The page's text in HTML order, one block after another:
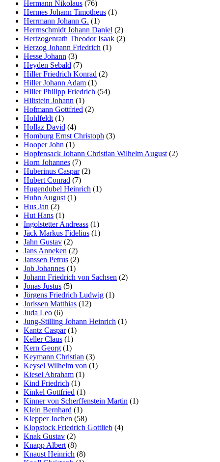
Hermann Nikolaus (76)
Hermes Johann Timotheus (1)
Herrmann Johann G. (1)
Herrnschmidt Johann Daniel (2)
Hertzogenrath Theodor Isaak (2)
Herzog Johann Friedrich (1)
Hesse Johann (3)
Heyden Sebald (7)
Hiller Friedrich Konrad (2)
Hiller Johann Adam (1)
Hiller Philipp Friedrich (54)
Hiltstein Johann (1)
Hofmann Gottfried (2)
Hohlfeldt (1)
Hollaz David (4)
Homburg Ernst Christoph (3)
Hooper John (1)
Hopfensack Johann Christian Wilhelm August (2)
Horn Johannes (7)
Huberinus Caspar(2)
Hubert Conrad (7)
Hugendubel Heinrich (1)
Huhn August (1)
Hus Jan (2)
Hut Hans (1)
Ingolstetter Andreass (1)
Jäck Markus Fidelius (1)
Jahn Gustav (2)
Jans Anneken (2)
Janssen Petrus (2)
Job Johannes (1)
Johann Friedrich von Sachsen (2)
Jonas Justus (5)
Jörgens Friedrich Ludwig (1)
Jorissen Matthias (12)
Juda Leo (6)
Jung-Stilling Johann Heinrich (1)
Kantz Caspar(1)
Keller Claus (1)
Kern Georg (1)
Keymann Christian (3)
Keysel Wilhelm von (1)
Kiesel Abraham (1)
Kind Friedrich (1)
Kinkel Gottfried (1)
Kinner von Scherffenstein Martin (1)
Klein Bernhard (1)
Klepper Jochen (58)
Klopstock Friedrich Gottlieb (4)
Knak Gustav (2)
Knapp Albert (8)
Knaust Heinrich (8)